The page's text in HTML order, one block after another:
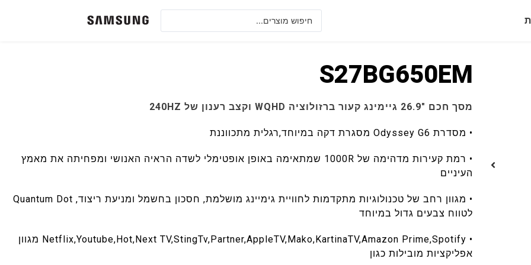
S27BG650EM
מסך חכם "26.9 גיימינג קעור ברזולוציה WQHD וקצב רענון של 240HZ
• מסדרת Odyssey G6 מסגרת דקה במיוחד,רגלית מתכווננת
• רמת קעירות מדהימה של 1000R שמתאימה באופן אופטימלי לשדה הראיה האנושי ומפחיתה את מאמץ
העיניים
• מגוון רחב של טכנולוגיות מתקדמות לחוויית גימיינג מושלמת, חסכון בחשמל ומניעת ריצוד, Quantum Dot
לטווח צבעים גדול במיוחד
• Netflix,Youtube,Hot,Next TV,StingTv,Partner,AppleTV,Mako,KartinaTV,Amazon Prime,Spotify מגוון
אפליקציות מובילות כגון